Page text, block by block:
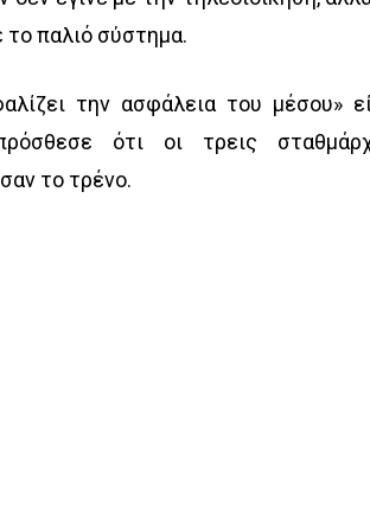
παλιό σύστημα.
την ασφάλεια του μέσου»
ότι οι τρεις
το τρένο.